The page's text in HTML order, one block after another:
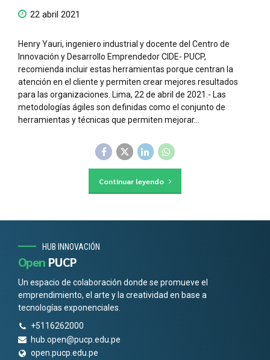
22 abril 2021
Henry Yauri, ingeniero industrial y docente del Centro de
Innovación y Desarrollo Emprendedor CIDE- PUCP,
recomienda incluir estas herramientas porque centran la
atención en el cliente y permiten crear mejores resultados
para las organizaciones. Lima, 22 de abril de 2021.- Las
metodologías ágiles son definidas como el conjunto de
herramientas y técnicas que permiten mejorar...
Continuar leyendo
HUB INNOVACIÓN
Open PUCP
Un espacio de colaboración donde se promueve el
emprendimiento, el arte y la creatividad en base a
tecnologías exponenciales.
+5116262000
hub.open@pucp.edu.pe
open.pucp.edu.pe